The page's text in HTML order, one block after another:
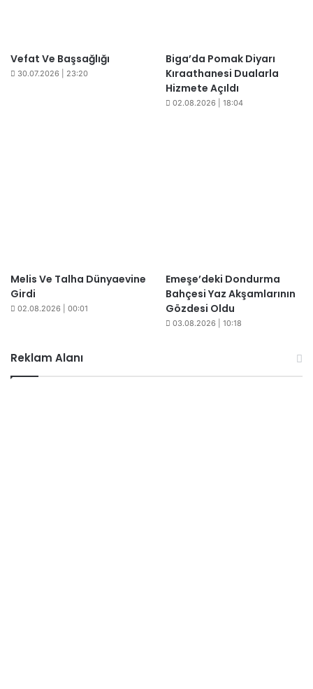
Vefat Ve Başsağlığı
30.07.2026 | 23:20
Biga’da Pomak Diyarı
Kıraathanesi Dualarla
Hizmete Açıldı
02.08.2026 | 18:04
Melis Ve Talha Dünyaevine
Girdi
02.08.2026 | 00:01
Emeşe’deki Dondurma
Bahçesi Yaz Akşamlarının
Gözdesi Oldu
03.08.2026 | 10:18
Reklam Alanı